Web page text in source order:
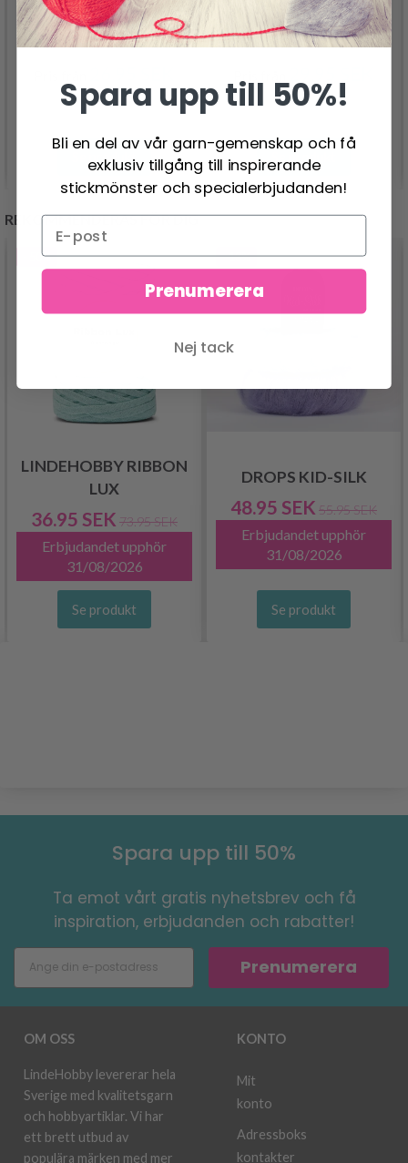
DROPS FLORA
Se produkt
DROPS NORD
Se produkt
REKOMMENDERAS FÖR DIG
- 50%
LINDEHOBBY RIBBON
LUX
36.95 SEK 73.95 SEK
Erbjudandet upphör
31/08/2026
Se produkt
- 13%
DROPS KID-SILK
48.95 SEK 55.95 SEK
Erbjudandet upphör
31/08/2026
Se produkt
Spara upp till 50%
Ta emot vårt gratis nyhetsbrev och få
inspiration, erbjudanden och rabatter!
Prenumerera
OM OSS
LindeHobby levererar hela
Sverige med kvalitetsgarn
och hobbyartiklar. Vi har
ett brett utbud av
populära märken med mer
KONTO
Mit
konto
Adressboks
kontakter
Spara upp till 50%!
Bli en del av vår garn-gemenskap och få
exklusiv tillgång till inspirerande
stickmönster och specialerbjudanden!
Prenumerera
Nej tack